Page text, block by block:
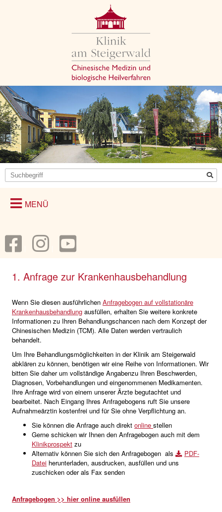
1. Anfrage zur Krankenhausbehandlung
Wenn Sie diesen ausführlichen Anfragebogen auf vollstationäre
Krankenhausbehandlung ausfüllen, erhalten Sie weitere konkrete
Informationen zu Ihren Behandlungschancen nach dem Konzept der
Chinesischen Medizin (TCM). Alle Daten werden vertraulich
behandelt.
Um Ihre Behandlungsmöglichkeiten in der Klinik am Steigerwald
abklären zu können, benötigen wir eine Reihe von Informationen. Wir
bitten Sie daher um vollständige Angabenzu Ihren Beschwerden,
Diagnosen, Vorbehandlungen und eingenommenen Medikamenten.
Ihre Anfrage wird von einem unserer Ärzte begutachtet und
bearbeitet. Nach Eingang Ihres Anfragebogens ruft Sie unsere
Aufnahmeärztin kostenfrei und für Sie ohne Verpflichtung an.
Sie können die Anfrage auch direkt online stellen
Gerne schicken wir Ihnen den Anfragebogen auch mit dem
Klinikprospekt zu
Alternativ können Sie sich den Anfragebogen als
PDF-
Datei herunterladen, ausdrucken, ausfüllen und uns
zuschicken oder als Fax senden
Anfragebogen >> hier online ausfüllen